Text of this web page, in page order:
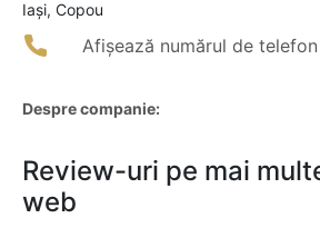
Iaşi, Copou
Afișează numărul de telefon
Despre companie:
Review-uri pe mai
web